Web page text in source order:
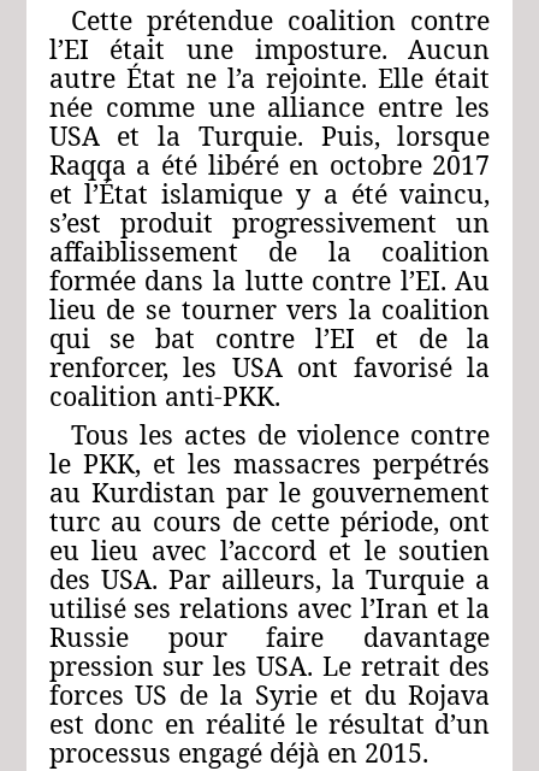
Cette prétendue coalition contre
l’EI était une imposture. Aucun
autre État ne l’a rejointe. Elle était
née comme une alliance entre les
USA et la Turquie. Puis, lorsque
Raqqa a été libéré en octobre 2017
et l’État islamique y a été vaincu,
s’est produit progressivement un
affaiblissement de la coalition
formée dans la lutte contre l’EI. Au
lieu de se tourner vers la coalition
qui se bat contre l’EI et de la
renforcer, les USA ont favorisé la
coalition anti-PKK.
Tous les actes de violence contre
le PKK, et les massacres perpétrés
au Kurdistan par le gouvernement
turc au cours de cette période, ont
eu lieu avec l’accord et le soutien
des USA. Par ailleurs, la Turquie a
utilisé ses relations avec l’Iran et la
Russie pour faire davantage
pression sur les USA. Le retrait des
forces US de la Syrie et du Rojava
est donc en réalité le résultat d’un
processus engagé déjà en 2015.